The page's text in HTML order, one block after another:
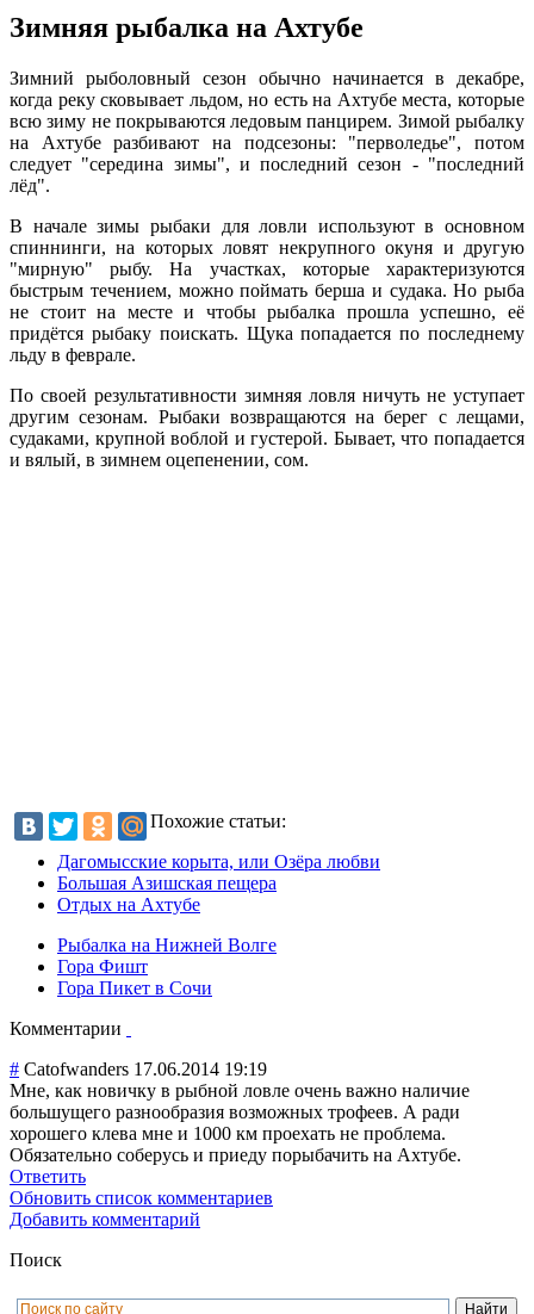
Зимняя рыбалка на Ахтубе
Зимний рыболовный сезон обычно начинается в декабре,
когда реку сковывает льдом, но есть на Ахтубе места, которые
всю зиму не покрываются ледовым панцирем. Зимой рыбалку
на Ахтубе разбивают на подсезоны: "перволедье", потом
следует "середина зимы", и последний сезон - "последний
лёд".
В начале зимы рыбаки для ловли используют в основном
спиннинги, на которых ловят некрупного окуня и другую
"мирную" рыбу. На участках, которые характеризуются
быстрым течением, можно поймать берша и судака. Но рыба
не стоит на месте и чтобы рыбалка прошла успешно, её
придётся рыбаку поискать. Щука попадается по последнему
льду в феврале.
По своей результативности зимняя ловля ничуть не уступает
другим сезонам. Рыбаки возвращаются на берег с лещами,
судаками, крупной воблой и густерой. Бывает, что попадается
и вялый, в зимнем оцепенении, сом.
Похожие статьи:
Дагомысские корыта, или Озёра любви
Большая Азишская пещера
Отдых на Ахтубе
Рыбалка на Нижней Волге
Гора Фишт
Гора Пикет в Сочи
Комментарии
# Catofwanders 17.06.2014 19:19
Мне, как новичку в рыбной ловле очень важно наличие
большущего разнообразия возможных трофеев. А ради
хорошего клева мне и 1000 км проехать не проблема.
Обязательно соберусь и приеду порыбачить на Ахтубе.
Ответить
Обновить список комментариев
Добавить комментарий
Поиск